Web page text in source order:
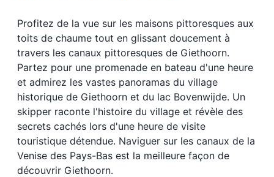
Profitez de la vue sur les maisons pittoresques aux
toits de chaume tout en glissant doucement à
travers les canaux pittoresques de Giethoorn.
Partez pour une promenade en bateau d'une heure
et admirez les vastes panoramas du village
historique de Giethoorn et du lac Bovenwijde. Un
skipper raconte l'histoire du village et révèle des
secrets cachés lors d'une heure de visite
touristique détendue. Naviguer sur les canaux de la
Venise des Pays-Bas est la meilleure façon de
découvrir Giethoorn.